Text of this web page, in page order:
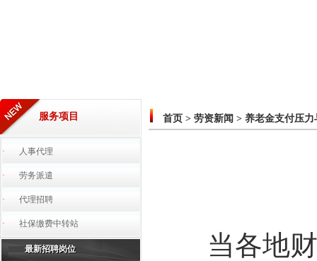
服务项目
· 人事代理
· 劳务派遣
· 代理招聘
· 社保缴费中转站
最新招聘岗位
首页 > 劳资新闻 > 养老金支付压力
当各地财